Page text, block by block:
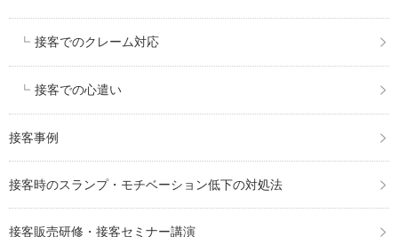
接客でのクレーム対応
接客での心遣い
接客事例
接客時のスランプ・モチベーション低下の対処法
接客販売研修・接客セミナー講演